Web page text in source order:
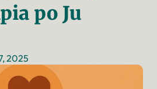
po Ju
2025